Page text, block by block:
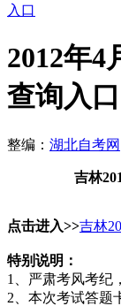
入口
2012年4
查询入口
整编： 湖北自考网
吉林
点击进入>>吉林
特别说明：
1、严肃考风考纪
2、本次考试答题